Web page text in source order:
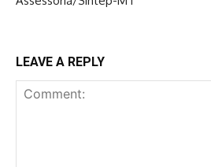
LEAVE A REPLY